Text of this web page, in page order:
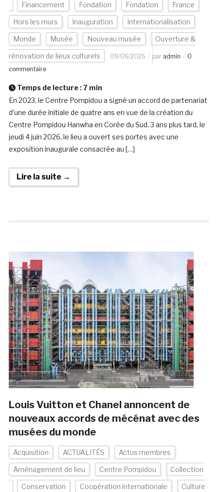
Financement Fondation Fondation France
Hors les murs Inauguration Internationalisation
Monde Musée Nouveau musée Ouverture &
rénovation de lieux culturels 09/06/2026 par admin
0
commentaire
Temps de lecture :7 min
En 2023, le Centre Pompidou a signé un accord de partenariat
d’une durée initiale de quatre ans en vue de la création du
Centre Pompidou Hanwha en Corée du Sud. 3 ans plus tard, le
jeudi 4 juin 2026, le lieu a ouvert ses portes avec une
exposition inaugurale consacrée au […]
Lire la suite →
Louis Vuitton et Chanel annoncent de
nouveaux accords de mécénat avec des
musées du monde
Acquisition ACTUALITÉS Actus membres
Aménagement de lieu Centre Pompidou Collection
Conservation Coopération internationale Culture